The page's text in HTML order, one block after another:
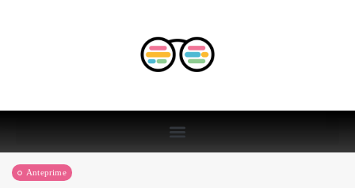
Anteprime